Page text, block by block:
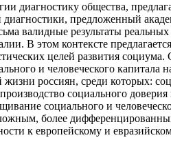
диагностику общества,
диагностики, предложенный
результаты реальных
В этом контексте
целей развития социума.
и человеческого капитала
россиян, среди которых:
социального
социального и
более
к европейскому и